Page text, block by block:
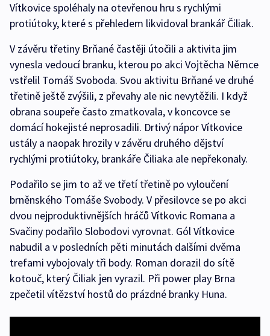
Vítkovice spoléhaly na otevřenou hru s rychlými
protiútoky, které s přehledem likvidoval brankář Čiliak.
V závěru třetiny Brňané častěji útočili a aktivita jim
vynesla vedoucí branku, kterou po akci Vojtěcha Němce
vstřelil Tomáš Svoboda. Svou aktivitu Brňané ve druhé
třetině ještě zvýšili, z převahy ale nic nevytěžili. I když
obrana soupeře často zmatkovala, v koncovce se
domácí hokejisté neprosadili. Drtivý nápor Vítkovice
ustály a naopak hrozily v závěru druhého dějství
rychlými protiútoky, brankáře Čiliaka ale nepřekonaly.
Podařilo se jim to až ve třetí třetině po vyloučení
brněnského Tomáše Svobody. V přesilovce se po akci
dvou nejproduktivnějších hráčů Vítkovic Romana a
Svačiny podařilo Slobodovi vyrovnat. Gól Vítkovice
nabudil a v posledních pěti minutách dalšími dvěma
trefami vybojovaly tři body. Roman dorazil do sítě
kotouč, který Čiliak jen vyrazil. Při power play Brna
zpečetil vítězství hostů do prázdné branky Huna.